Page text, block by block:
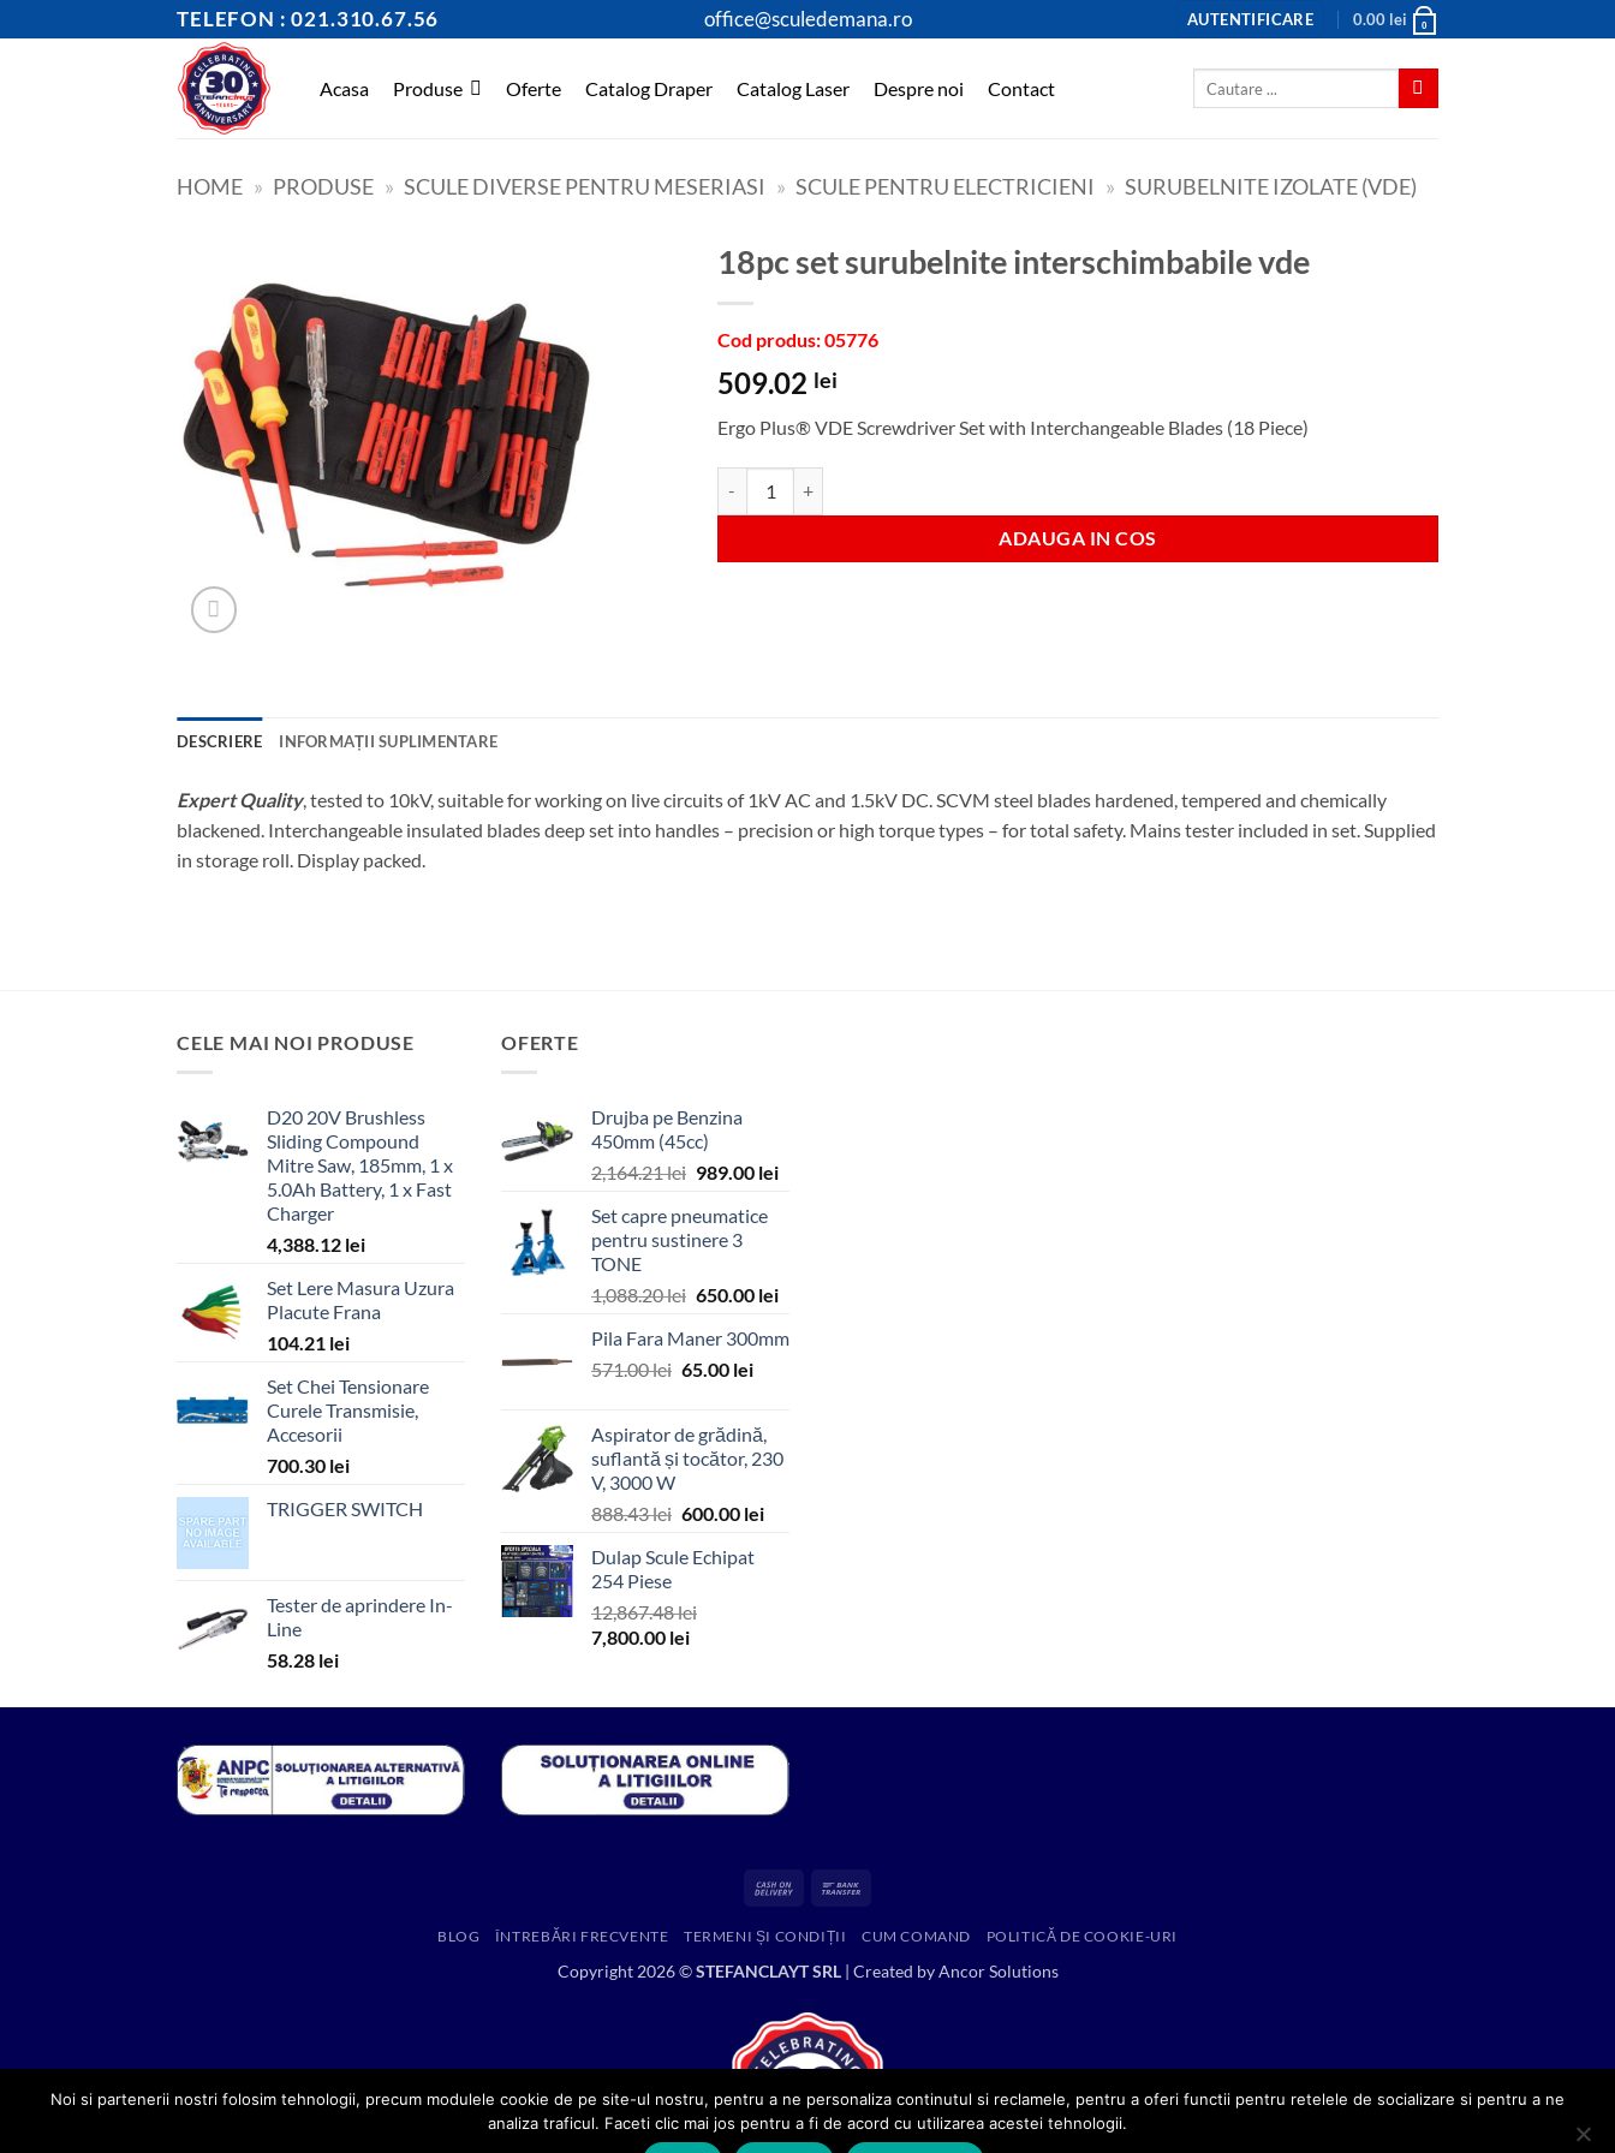
to
TELEFON : 021.310.67.56 office@sculedemana.ro AUTENTIFICARE 0.00 lei 0
Acasa Produse Oferte Catalog Draper Catalog Laser Despre noi Contact
HOME » PRODUSE » SCULE DIVERSE PENTRU MESERIASI » SCULE PENTRU ELECTRICIENI » SURUBELNITE IZOLATE (VDE)
18pc set surubelnite interschimbabile vde
Cod produs: 05776
509.02 lei
Ergo Plus® VDE Screwdriver Set with Interchangeable Blades (18 Piece)
ADAUGA IN COS
DESCRIERE INFORMAȚII SUPLIMENTARE
Expert Quality, tested to 10kV, suitable for working on live circuits of 1kV AC and 1.5kV DC. SCVM steel blades hardened, tempered and chemically
blackened. Interchangeable insulated blades deep set into handles – precision or high torque types – for total safety. Mains tester included in set. Supplied
in storage roll. Display packed.
CELE MAI NOI PRODUSE
D20 20V Brushless
Sliding Compound
Mitre Saw, 185mm, 1 x
5.0Ah Battery, 1 x Fast
Charger
4,388.12 lei
Set Lere Masura Uzura
Placute Frana
104.21 lei
Set Chei Tensionare
Curele Transmisie,
Accesorii
700.30 lei
TRIGGER SWITCH
Tester de aprindere In-
Line
58.28 lei
OFERTE
Drujba pe Benzina
450mm (45cc)
2,164.21lei Prețul
a
fost:
989.00 leiPrețul
Set capre pneumatice
pentru sustinere 3
TONE
1,088.20lei Prețul
a
fost:
650.00 leiPrețul
este:
Pila Fara Maner 300mm
571.00lei Prețul
fost:
571.00 lei.
65.00 leiPrețul
65.00 lei.
Aspirator de grădină,
suflantă și tocător, 230
V, 3000 W
888.43lei Prețul
a
888.43 lei.
600.00 leiPrețul
Dulap Scule Echipat
254 Piese
12,867.48lei
Prețul
fost:
7,800.00 leiPrețul
7,800.00 lei.
Cash
Delivery
BLOG ÎNTREBĂRI FRECVENTE TERMENI ȘI CONDIȚII CUM COMAND POLITICĂ DE COOKIE-URI
Copyright 2026 ©STEFANCLAYT SRL| Created byAncor Solutions
Noi si partenerii nostri folosim tehnologii, precum modulele cookie de pe site-ul nostru, pentru a ne personaliza continutul si reclamele, pentru a oferi functii pentru retelele de socializare si pentru a ne
analiza traficul. Faceti clic mai jos pentru a fi de acord cu utilizarea acestei tehnologii.